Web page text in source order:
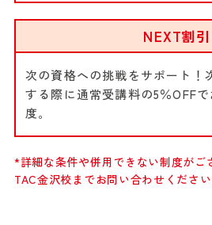
NEXT割引
次の資格への挑戦をサポート！
する際に通常受講料の5％OFF
度。
*詳細な条件や併用できない制度がご
TAC金沢校までお問い合わせください